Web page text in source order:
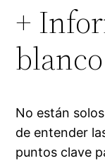
+
No están
de entender
puntos clave